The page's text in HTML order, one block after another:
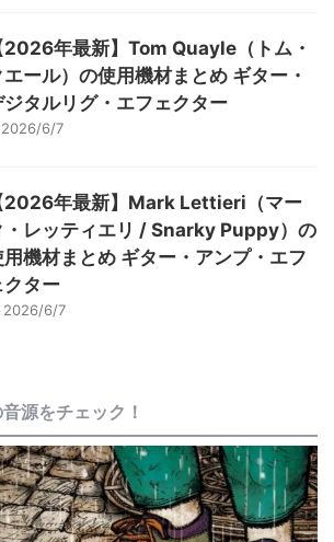
2026年最新】Tom Quayle（トム・
エール）の使用機材まとめ ギター・
ジタルリグ・エフェクター
2026/6/7
2026年最新】Mark Lettieri（マー
・レッティエリ / Snarky Puppy）の
用機材まとめ ギター・アンプ・エフ
クター
2026/6/7
源をチェック！